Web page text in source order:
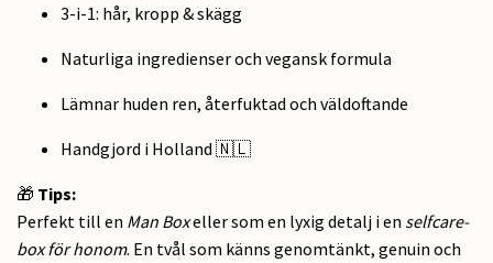
3-i-1: hår, kropp & skägg
Naturliga ingredienser och vegansk formula
Lämnar huden ren, återfuktad och väldoftande
Handgjord i Holland 🇳🇱
🎁 Tips:
Perfekt till en Man Boxeller som en lyxig detalj i en selfcare-
box för honom. En tvål som känns genomtänkt, genuin och